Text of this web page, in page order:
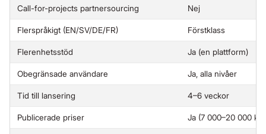
Call-for-projects partnersourcing Nej
Flerspråkigt (EN/SV/DE/FR) Förstklass
Flerenhetsstöd Ja (en plattform)
Obegränsade användare Ja, alla nivåer
Tid till lansering 4–6 veckor
Publicerade priser Ja (7 000–20 000 kr/